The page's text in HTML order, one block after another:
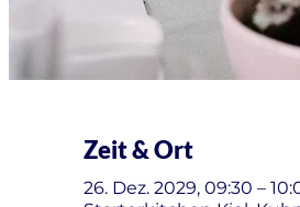
Zeit & Ort
26. Dez. 2029, 09:30 –